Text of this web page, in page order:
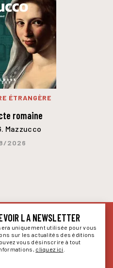
ÉTRANGÈRE
romaine
Mazzucco
2026
LA NEWSLETTER
uniquement utilisée pour vous
sur les actualités des éditions
vous désinscrire à tout
cliquez ici